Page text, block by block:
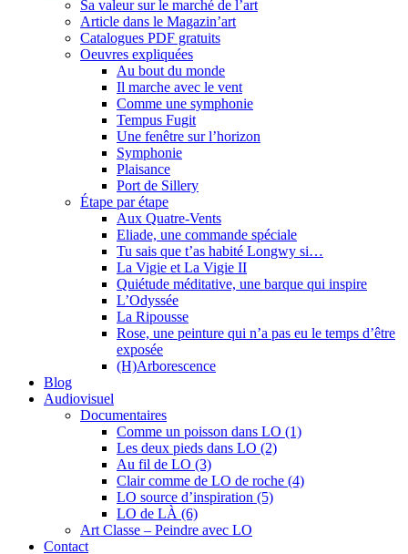
Sa valeur sur le marché de l’art
Article dans le Magazin’art
Catalogues PDF gratuits
Oeuvres expliquées
Au bout du monde
Il marche avec le vent
Comme une symphonie
Tempus Fugit
Une fenêtre sur l’horizon
Symphonie
Plaisance
Port de Sillery
Étape par étape
Aux Quatre-Vents
Eliade, une commande spéciale
Tu sais que t’as habité Longwy si…
La Vigie et La Vigie II
Quiétude méditative, une barque qui inspire
L’Odyssée
La Ripousse
Rose, une peinture qui n’a pas eu le temps d’être
exposée
(H)Arborescence
Blog
Audiovisuel
Documentaires
Comme un poisson dans LO (1)
Les deux pieds dans LO (2)
Au fil de LO (3)
Clair comme de LO de roche (4)
LO source d’inspiration (5)
LO de LÀ (6)
Art Classe – Peindre avec LO
Contact